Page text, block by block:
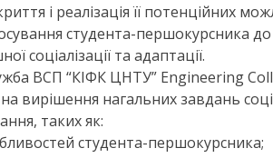
і реалізація її потенційних
студента-першокурсника
соціалізації та адаптації.
ВСП “КІФК ЦНТУ” Engineering
вирішення нагальних завдань
таких як:
студента-першокурсника;